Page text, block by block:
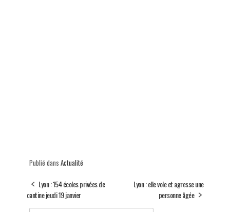
Publié dans Actualité
Lyon : 154 écoles privées de
cantine jeudi 19 janvier
Lyon : elle vole et agresse une
personne âgée